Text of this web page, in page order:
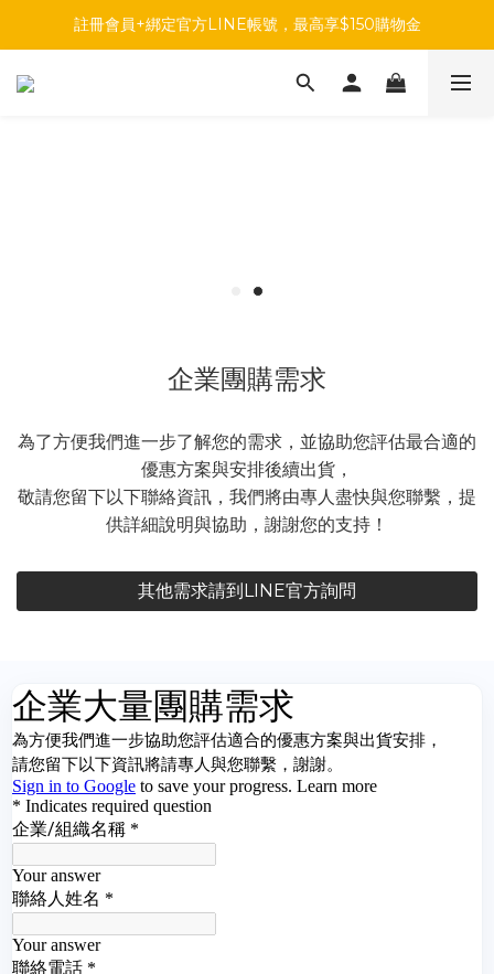
註冊會員+綁定官方LINE帳號，最高享$150購物金
註冊會員+綁定官方LINE帳號，最高享$150購物金
前往參加投票，領取專屬折扣碼!
企業團購需求
為了方便我們進一步了解您的需求，並協助您評估最合適的
優惠方案與安排後續出貨，
敬請您留下以下聯絡資訊，我們將由專人盡快與您聯繫，提
供詳細說明與協助，謝謝您的支持！
其他需求請到LINE官方詢問